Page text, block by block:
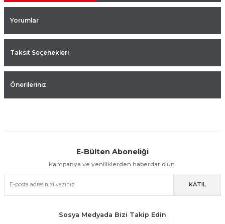
Yorumlar
Taksit Seçenekleri
Önerileriniz
Kolay İade & Değişim Güvenli Alışveriş
Güvenli Paketleme Taksit / Havale İle Alışveriş Kolay İade & Değişim
E-Bülten Aboneliği
Kampanya ve yeniliklerden haberdar olun.
KATIL
Sosya Medyada Bizi Takip Edin